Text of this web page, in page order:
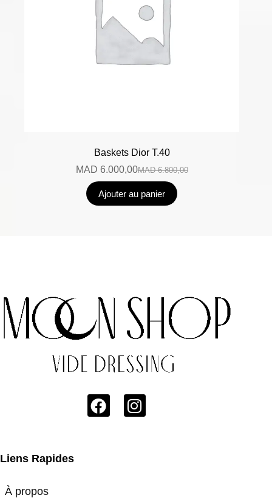
Baskets Dior T.40
MAD6.800,00
MAD 6.000,00
Ajouter au panier
Liens Rapides
À propos